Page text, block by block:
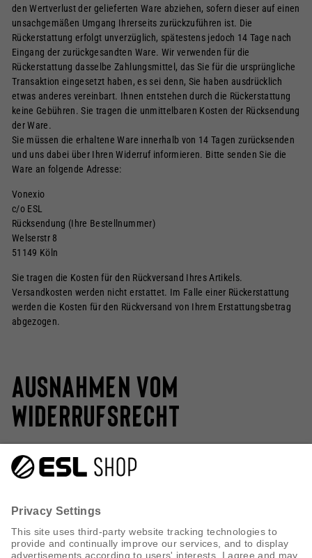
den Wertverlust der gelieferten Ware abziehen, sofern dieser auf einen
unsachgemäßen Umgang Ihrerseits zurückzuführen ist. Die
Rückerstattung erfolgt unverzüglich, spätestens jedoch 14 Tage nach
Eingang der zurückgesandten Ware. Wir verwenden für die
Rückerstattung dasselbe Zahlungsmittel, das Sie für die ursprüngliche
Transaktion eingesetzt haben, es sei denn, Sie haben ausdrücklich
etwas anderes vereinbart. Ihnen entstehen durch die Rückerstattung
keine Gebühren. Sie tragen die unmittelbaren Kosten der Rücksendung
der Ware.
Sie müssen die erhaltene Ware innerhalb von 14 Tagen zurücksenden
und uns dabei über Ihren Widerruf informieren. Bitte senden Sie die
Ware an folgende Adresse:
Vonexio
c/o ESL
Rücksendung (Ihre Bestellnummer)
Welserstr 8
51149 Köln
Sie tragen die Kosten für den Rückversand Ihres Artikels.
Versandkosten werden nicht erstattet. Im Falle einer Rückerstattung
werden die Kosten für den Rückversand von Ihrem Erstattungsbetrag
abgezogen.
Ausnahmen vom
Widerrufsrecht
Geschenkgutscheine sind vom Umtausch ausgeschlossen. Ein
Widerruf dieses Vertrags ist nicht möglich.
KUNDENDIENST